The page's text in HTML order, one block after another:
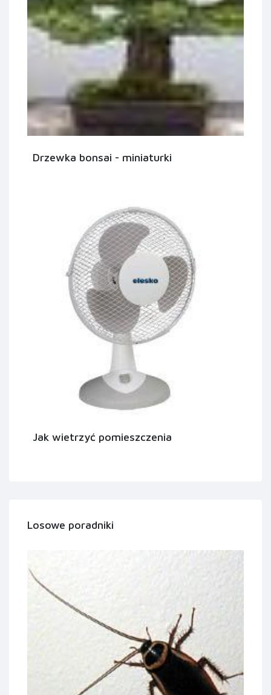
Drzewka bonsai - miniaturki
Jak wietrzyć pomieszczenia
Losowe poradniki